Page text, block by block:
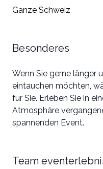
Ganze Schweiz
Besonderes
Wenn Sie gerne länger
eintauchen möchten,
für Sie. Erleben Sie in
Atmosphäre
spannenden Event.
Team